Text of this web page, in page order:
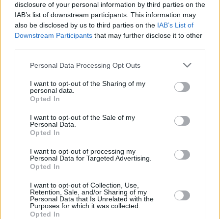
disclosure of your personal information by third parties on the
IAB’s list of downstream participants. This information may
also be disclosed by us to third parties on the IAB’s List of
Downstream Participants that may further disclose it to other
Please note that this website/app uses one or more Google
not limited to your visit or usage behaviour. You may click to
grant or deny consent to Google and its third-party tags to
use your data for below specified purposes in below Google
consent section.
Personal Data Processing Opt Outs
I want to opt-out of the Sharing of my
personal data.
Opted In
I want to opt-out of the Sale of my
Personal Data.
Opted In
I want to opt-out of processing my
Personal Data for Targeted Advertising.
Opted In
I want to opt-out of Collection, Use,
Retention, Sale, and/or Sharing of my
Personal Data that Is Unrelated with the
Purposes for which it was collected.
Opted In
23.01.2021, 12:03